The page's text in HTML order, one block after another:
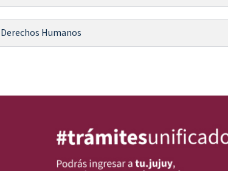
Derechos Humanos